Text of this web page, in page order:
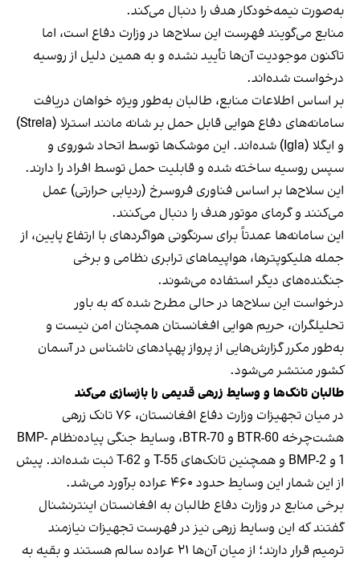
به‌صورت نیمه‌خودکار هدف را دنبال می‌کند.
منابع می‌گویند فهرست این سلاح‌ها در وزارت دفاع است، اما
تاکنون موجودیت آن‌ها تأیید نشده و به همین دلیل از روسیه
درخواست شده‌اند.
بر اساس اطلاعات منابع، طالبان به‌طور ویژه خواهان دریافت
سامانه‌های دفاع هوایی قابل حمل بر شانه مانند استرلا (Strela)
و ایگلا (Igla) شده‌اند. این موشک‌ها توسط اتحاد شوروی و
سپس روسیه ساخته شده و قابلیت حمل توسط افراد را دارند.
این سلاح‌ها بر اساس فناوری فروسرخ (ردیابی حرارتی) عمل
می‌کنند و گرمای موتور هدف را دنبال می‌کنند.
این سامانه‌ها عمدتاً برای سرنگونی هواگردهای با ارتفاع پایین، از
جمله هلیکوپترها، هواپیماهای ترابری نظامی و برخی
جنگنده‌های دیگر استفاده می‌شوند.
درخواست این سلاح‌ها در حالی مطرح شده که به باور
تحلیلگران، حریم هوایی افغانستان همچنان امن نیست و
به‌طور مکرر گزارش‌هایی از پرواز پهپادهای ناشناس در آسمان
کشور منتشر می‌شود.
طالبان تانک‌ها و وسایط زرهی قدیمی را بازسازی می‌کند
در میان تجهیزات وزارت دفاع افغانستان، ۷۶ تانک زرهی
هشت‌چرخه BTR-60 و BTR-70، وسایط جنگی پیاده‌نظام BMP-
1 و BMP-2 و همچنین تانک‌های T-55 و T-62 ثبت شده‌اند. پیش
از این شمار این وسایط حدود ۴۶۰ عراده برآورد می‌شد.
برخی منابع در وزارت دفاع طالبان به افغانستان اینترنشنال
گفتند که این وسایط زرهی نیز در فهرست تجهیزات نیازمند
ترمیم قرار دارند؛ از میان آن‌ها ۲۱ عراده سالم هستند و بقیه به